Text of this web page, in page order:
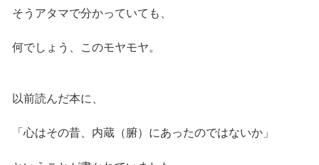
そうアタマで分かっていても、
何でしょう、このモヤモヤ。
以前読んだ本に、
「心はその昔、内蔵（腑）にあったのではないか」